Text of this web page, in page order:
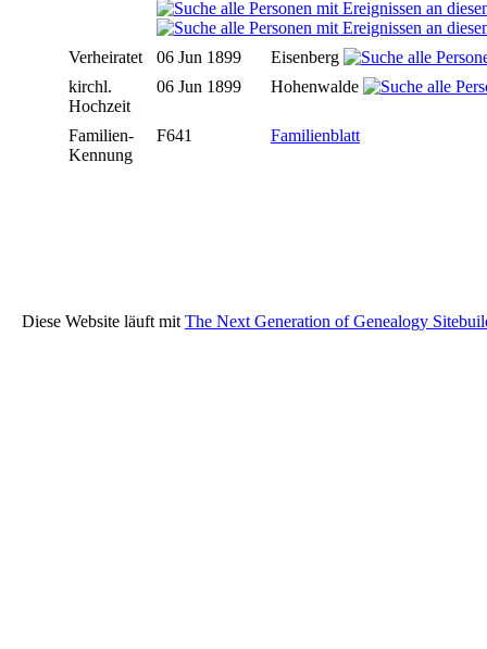
Verheiratet 06 Jun 1899
Eisenberg
kirchl.
Hochzeit
06 Jun 1899 Hohenwalde
Familien-
Kennung
F641 Familienblatt
Diese Website läuft mit The Next Generation of Genealogy